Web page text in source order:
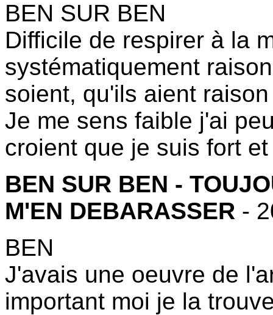
BEN SUR BEN
Difficile de respirer à la
systématiquement
soient, qu'ils aient
Je me sens faible j'ai
croient que je suis fort
BEN SUR BEN -
M'EN DEBARASSER -
BEN
J'avais une oeuvre de
important moi je la